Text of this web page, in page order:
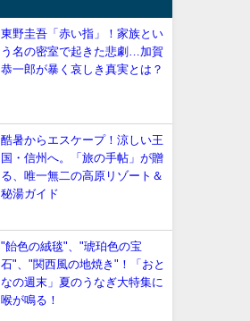
東野圭吾「赤い指」！家族とい
う名の密室で起きた悲劇…加賀
恭一郎が暴く哀しき真実とは？
酷暑からエスケープ！涼しい王
国・信州へ。「旅の手帖」が贈
る、唯一無二の高原リゾート＆
秘湯ガイド
"飴色の絨毯"、"琥珀色の宝
石"、"関西風の地焼き"！「おと
なの週末」夏のうなぎ大特集に
喉が鳴る！